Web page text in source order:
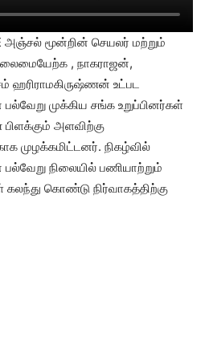
அஞ்சல் மூன்றின் செயலர் மற்றும்
, நாகராஜன்,
ஹரிராமகிருஷ்ணன் உட்பட
முக்கிய சங்க உறுப்பினர்கள்
அளவிற்கு
முழக்கமிட்டனர். நிகழ்வில்
நிலையில் பணியாற்றும்
கொண்டு நிர்வாகத்திற்கு